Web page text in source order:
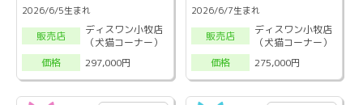
2026/6/5生まれ
販売店
ディスワン小牧店
（犬猫コーナー）
価格
297,000円
2026/6/7生まれ
販売店
ディスワン小牧店
（犬猫コーナー）
価格
275,000円